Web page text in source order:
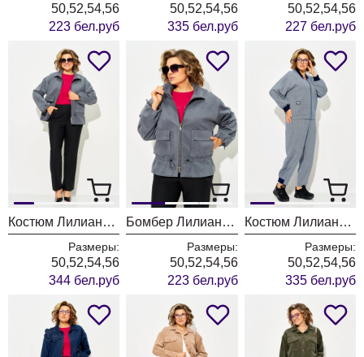
50,52,54,56
223 бел.руб
50,52,54,56
335 бел.руб
50,52,54,56
227 бел.руб
Костюм Лилиана 1560БрПн серый + черный
Размеры:
50,52,54,56
344 бел.руб
Бомбер Лилиана 1560 серый
Размеры:
50,52,54,56
223 бел.руб
Костюм Лилиана 1559 синий
Размеры:
50,52,54,56
335 бел.руб